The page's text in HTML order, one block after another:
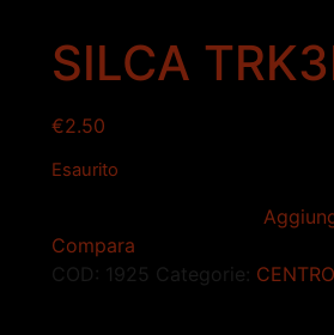
SILCA
€2.50
Esaurito
Compara
COD: 1925 Categorie: